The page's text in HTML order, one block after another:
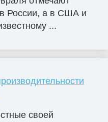
России, а в США и
...
своей